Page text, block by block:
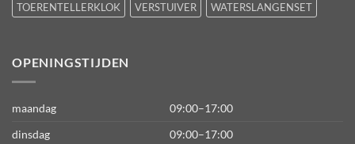
TOERENTELLERKLOK
VERSTUIVER WATERSLANGENSET
OPENINGSTIJDEN
maandag
09:00–17:00
dinsdag
09:00–17:00